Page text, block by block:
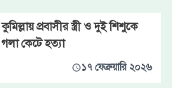
কুমিল্লায় প্রবাসীর স্ত্রী ও দুই শিশুকে
গলা কেটে হত্যা
১৭ ফেব্রুয়ারি ২০২৬